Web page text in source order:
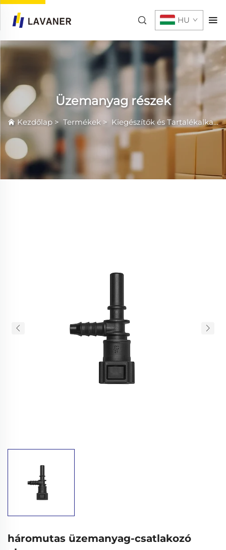
HU
Üzemanyag részek
Kezdőlap >Termékek> Kiegészítők és Tartalékalkatrészek
háromutas üzemanyag-csatlakozó